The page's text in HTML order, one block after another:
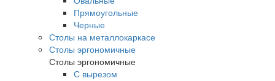
Прямоугольные
Черные
Столы на металлокаркасе
Столы эргономичные
Столы эргономичные
С вырезом